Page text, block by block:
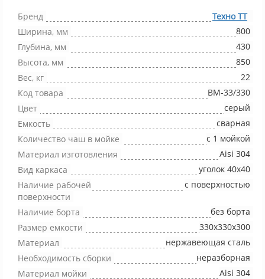
Бренд
Техно ТТ
Ширина, мм
800
Глубина, мм
430
Высота, мм
850
Вес, кг
22
Код товара
ВМ-33/330
Цвет
серый
Емкость
сварная
Количество чаш в мойке
с 1 мойкой
Материал изготовления
Aisi 304
Вид каркаса
уголок 40х40
Наличие рабочей
поверхности
с поверхностью
Наличие борта
без борта
Размер емкости
330х330х300
Материал
нержавеющая сталь
Необходимость сборки
неразборная
Материал мойки
Aisi 304